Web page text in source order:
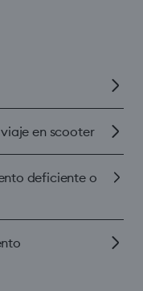
en scooter
deficiente o